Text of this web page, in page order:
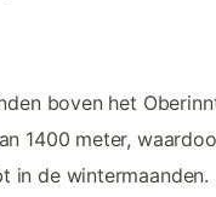
boven het
1400 meter,
in de wintermaanden.